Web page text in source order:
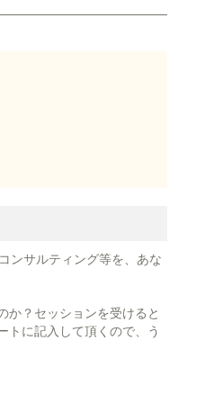
ンサルティング等を、あな
か？セッションを受けると
トに記入して頂くので、う